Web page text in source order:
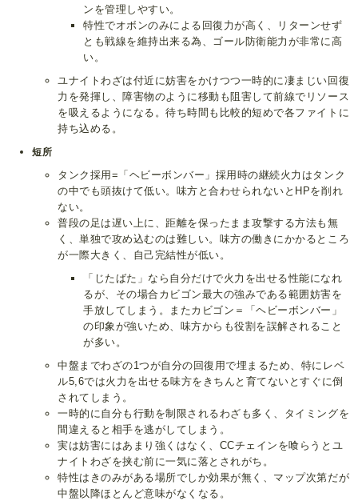
ンを管理しやすい。
特性でオボンのみによる回復力が高く、リターンせず
とも戦線を維持出来る為、ゴール防衛能力が非常に高
い。
ユナイトわざは付近に妨害をかけつつ一時的に凄まじい回復
力を発揮し、障害物のように移動も阻害して前線でリソース
を吸えるようになる。待ち時間も比較的短めで各ファイトに
持ち込める。
短所
タンク採用=「ヘビーボンバー」採用時の継続火力はタンク
の中でも頭抜けて低い。味方と合わせられないとHPを削れ
ない。
普段の足は遅い上に、距離を保ったまま攻撃する方法も無
く、単独で攻め込むのは難しい。味方の働きにかかるところ
が一際大きく、自己完結性が低い。
「じたばた」なら自分だけで火力を出せる性能になれ
るが、その場合カビゴン最大の強みである範囲妨害を
手放してしまう。またカビゴン＝「ヘビーボンバー」
の印象が強いため、味方からも役割を誤解されること
が多い。
中盤までわざの1つが自分の回復用で埋まるため、特にレベ
ル5,6では火力を出せる味方をきちんと育てないとすぐに倒
されてしまう。
一時的に自分も行動を制限されるわざも多く、タイミングを
間違えると相手を逃がしてしまう。
実は妨害にはあまり強くはなく、CCチェインを喰らうとユ
ナイトわざを挟む前に一気に落とされがち。
特性はきのみがある場所でしか効果が無く、マップ次第だが
中盤以降ほとんど意味がなくなる。